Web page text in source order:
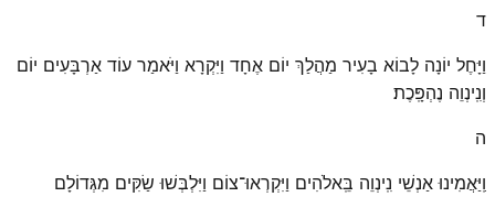
ד
וַיָּחֶל יוֹנָה לָבוֹא בָעִיר מַהֲלַךְ יוֹם אֶחָד וַיִּקְרָא וַיֹּאמַר עוֹד אַרְבָּעִים יוֹם
וְנִֽינְוֵה נֶהְפָּֽכֶת׃
ה
וַֽיַּאֲמִינוּ אַנְשֵׁי נִֽינְוֵה בֵּֽאלֹהִים וַיִּקְרְאוּ־צוֹם וַיִּלְבְּשׁוּ שַׂקִּים מִגְּדוֹלָם